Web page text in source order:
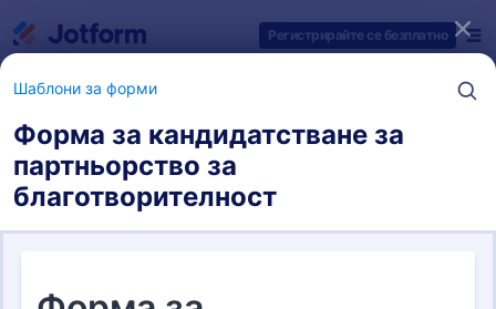
Регистрирайте се безплатно
Шаблони за форми
Форма за кандидатстване за
партньорство за
благотворителност
Шаблони за форми
Благотворителни форми
Категории за шаблони на форми